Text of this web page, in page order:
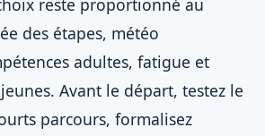
reste proportionné au
des étapes, météo
adultes, fatigue et
Avant le départ, testez le
parcours, formalisez